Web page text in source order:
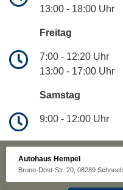
13:00 - 18:00 Uhr
Freitag
7:00 - 12:20 Uhr
13:00 - 17:00 Uhr
Samstag
9:00 - 12:00 Uhr
Autohaus Hempel
Bruno-Dost-Str. 20, 08289